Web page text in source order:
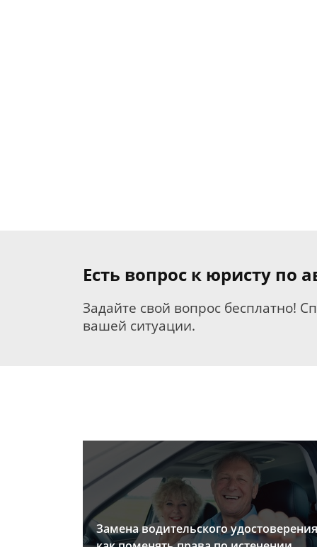
Есть вопрос к юристу по
Задайте свой вопрос бесплатно!
вашей ситуации.
Замена водительского